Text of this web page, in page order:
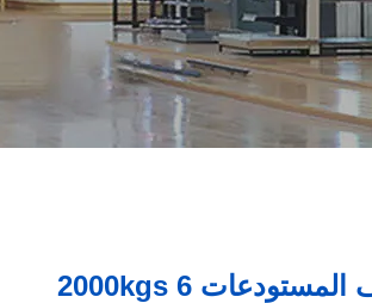
2500mm الثقيلة رفوف المستودعات 2000kgs 6